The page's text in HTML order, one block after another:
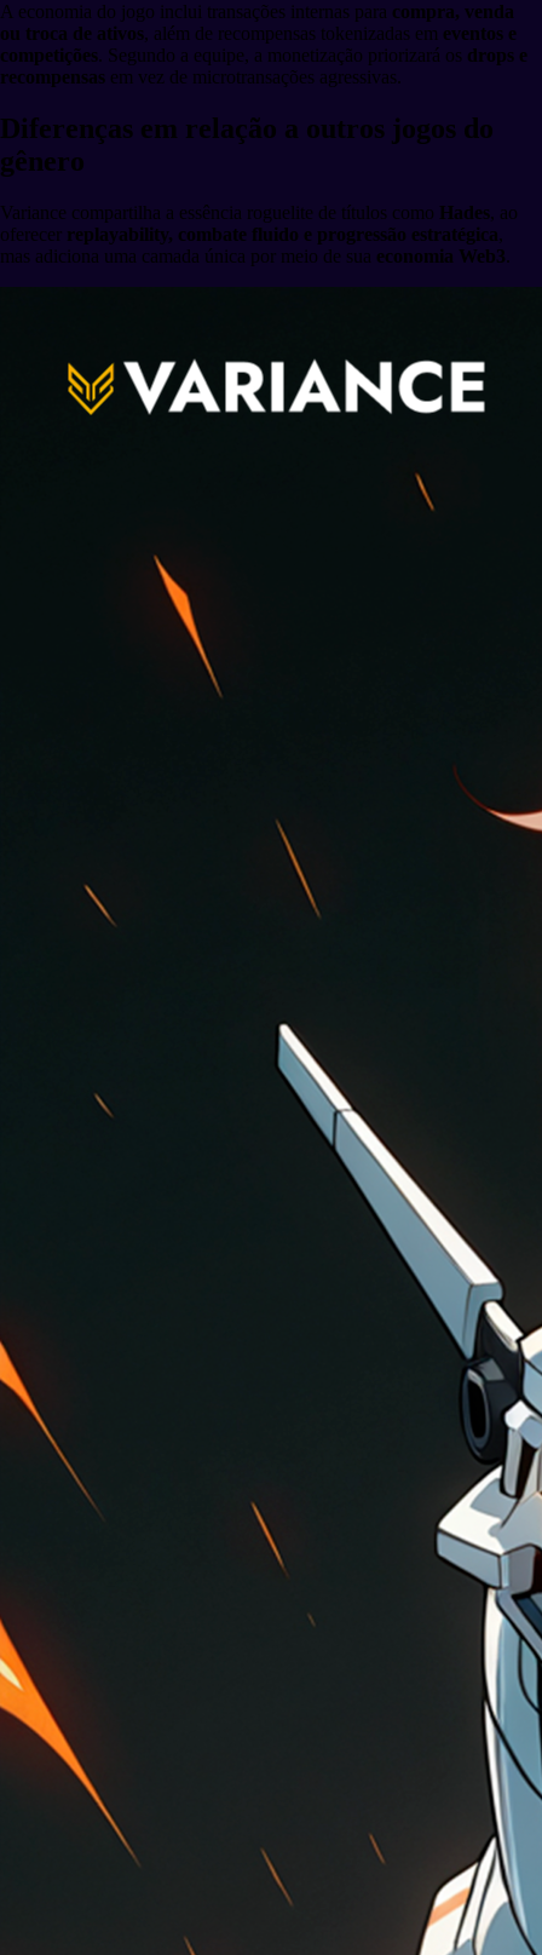
A economia do jogo inclui transações internas para compra, venda
ou troca de ativos, além de recompensas tokenizadas em eventos e
competições. Segundo a equipe, a monetização priorizará os drops e
recompensas em vez de microtransações agressivas.
Diferenças em relação a outros jogos do
gênero
Variance compartilha a essência roguelite de títulos como Hades, ao
oferecer replayability, combate fluido e progressão estratégica,
mas adiciona uma camada única por meio de sua economia Web3.